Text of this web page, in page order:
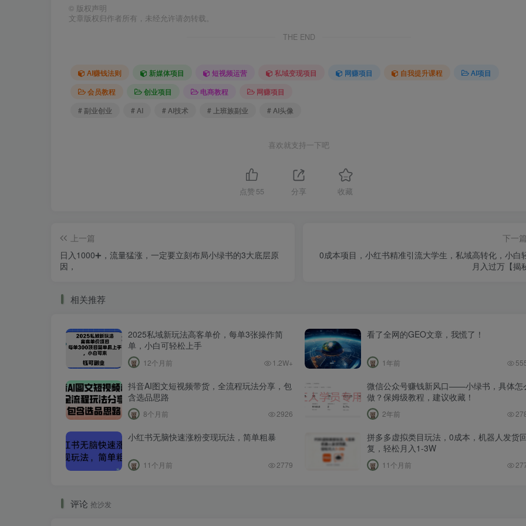
© 版权声明
文章版权归作者所有，未经允许请勿转载。
THE END
AI赚钱法则 新媒体项目 短视频运营 私域变现项目 网赚项目 自我提升课程
AI项目
会员教程
创业项目 电商教程
网赚项目
# 副业创业
# AI # AI技术 # 上班族副业 # AI头像
喜欢就支持一下吧
点赞 55 分享 收藏
上一篇
日入1000➕，流量猛涨，一定要立刻布局小绿书的3大底层原
因，
下一
0成本项目，小红书精准引流大学生，私域高转化，小白
月入过万【揭
相关推荐
2025私域新玩法高客单价，每单3张操作简
单，小白可轻松上手
12个月前 1.2W+
看了全网的GEO文章，我慌了！
1年前
抖音AI图文短视频带货，全流程玩法分享，包
含选品思路
8个月前 2926
微信公众号赚钱新风口——小绿书，具体怎
做？保姆级教程，建议收藏！
2年前
小红书无脑快速涨粉变现玩法，简单粗暴
11个月前 2779
拼多多虚拟类目玩法，0成本，机器人发货
复，轻松月入1-3W
11个月前
评论 抢沙发